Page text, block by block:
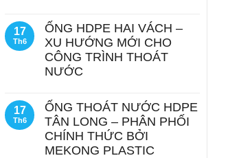
17
Th6
ỐNG HDPE HAI VÁCH –
XU HƯỚNG MỚI CHO
CÔNG TRÌNH THOÁT
NƯỚC
17
Th6
ỐNG THOÁT NƯỚC HDPE
TÂN LONG – PHÂN PHỐI
CHÍNH THỨC BỞI
MEKONG PLASTIC